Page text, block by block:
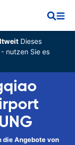
Dieses
nutzen Sie es
die Angebote von